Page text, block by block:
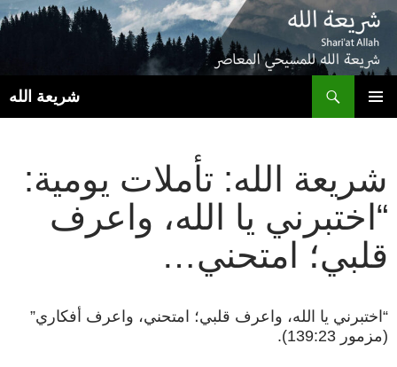
شريعة الله
شريعة الله: تأملات يومية:
“اختبرني يا الله، واعرف
قلبي؛ امتحني…
“اختبرني يا الله، واعرف قلبي؛ امتحني، واعرف أفكاري”
(مزمور 139:23).